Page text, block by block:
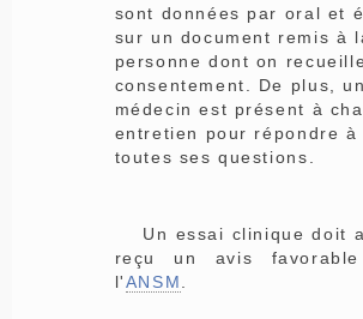
sont données par oral et
sur un document remis à
personne dont on
consentement. De plus, un
médecin est présent à
entretien pour répondre à
toutes ses questions.
Un essai clinique doit
reçu un avis
l'ANSM